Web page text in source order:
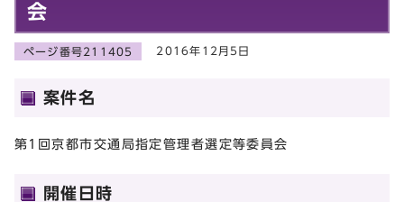
会
ページ番号211405 2016年12月5日
案件名
第1回京都市交通局指定管理者選定等委員会
開催日時